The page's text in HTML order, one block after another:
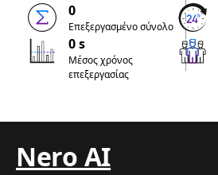
0
Επεξεργασμένο σύνολο
0 s
Μέσος χρόνος
επεξεργασίας
Nero AI